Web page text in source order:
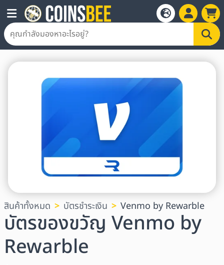
สินค้าทั้งหมด บัตรชำระเงิน Venmo by Rewarble
บัตรของขวัญ Venmo by
Rewarble